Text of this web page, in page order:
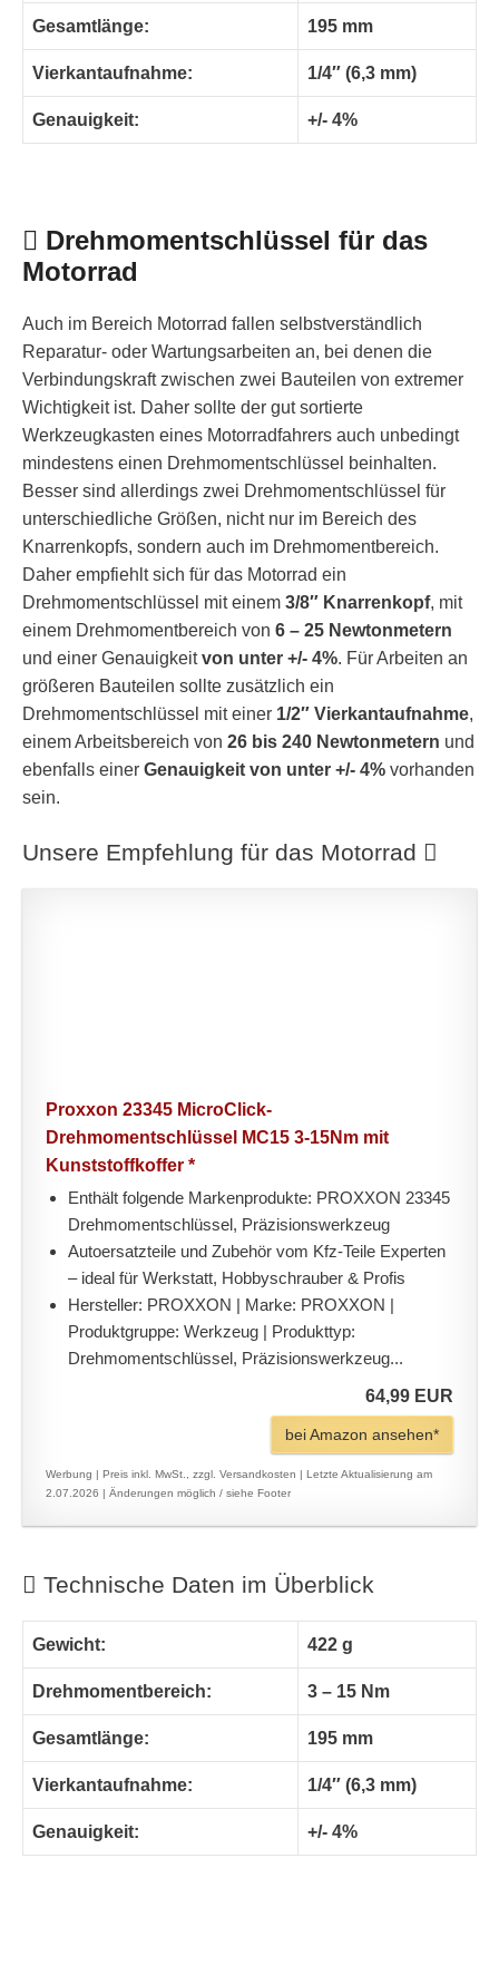
Gesamtlänge: 195 mm
Vierkantaufnahme: 1/4″ (6,3 mm)
Genauigkeit: +/- 4%
Drehmomentschlüssel für das
Motorrad
Auch im Bereich Motorrad fallen selbstverständlich
Reparatur- oder Wartungsarbeiten an, bei denen die
Verbindungskraft zwischen zwei Bauteilen von extremer
Wichtigkeit ist. Daher sollte der gut sortierte
Werkzeugkasten eines Motorradfahrers auch unbedingt
mindestens einen Drehmomentschlüssel beinhalten.
Besser sind allerdings zwei Drehmomentschlüssel für
unterschiedliche Größen, nicht nur im Bereich des
Knarrenkopfs, sondern auch im Drehmomentbereich.
Daher empfiehlt sich für das Motorrad ein
Drehmomentschlüssel mit einem 3/8″ Knarrenkopf, mit
einem Drehmomentbereich von 6 – 25 Newtonmetern
und einer Genauigkeitvon unter +/- 4%. Für Arbeiten an
größeren Bauteilen sollte zusätzlich ein
Drehmomentschlüssel mit einer 1/2″ Vierkantaufnahme,
einem Arbeitsbereich von 26 bis 240 Newtonmetern und
ebenfalls einer Genauigkeit von unter +/- 4% vorhanden
sein.
Unsere Empfehlung für das Motorrad
Proxxon 23345 MicroClick-
Drehmomentschlüssel MC15 3-15Nm mit
Kunststoffkoffer *
Enthält folgende Markenprodukte: PROXXON 23345
Drehmomentschlüssel, Präzisionswerkzeug
Autoersatzteile und Zubehör vom Kfz-Teile Experten
– ideal für Werkstatt, Hobbyschrauber & Profis
Hersteller: PROXXON | Marke: PROXXON |
Produktgruppe: Werkzeug | Produkttyp:
Drehmomentschlüssel, Präzisionswerkzeug...
64,99 EUR
bei Amazon ansehen*
Werbung | Preis inkl. MwSt., zzgl. Versandkosten | Letzte Aktualisierung am
2.07.2026 | Änderungen möglich / siehe Footer
Technische Daten im Überblick
Gewicht: 422 g
Drehmomentbereich: 3 – 15 Nm
Gesamtlänge: 195 mm
Vierkantaufnahme: 1/4″ (6,3 mm)
Genauigkeit: +/- 4%